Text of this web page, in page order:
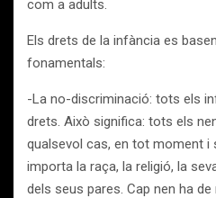
com a adults.
Els drets de la infància es
fonamentals:
-La no-discriminació: tots els
drets. Això significa: tots els
qualsevol cas, en tot moment i
importa la raça, la religió, la
dels seus pares. Cap nen ha